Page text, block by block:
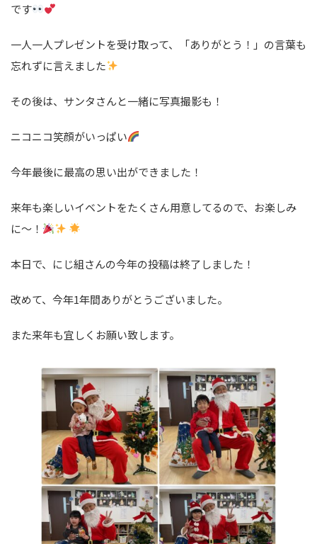
です
一人一人プレゼントを受け取って、「ありがとう！」の言葉も
忘れずに言えました
その後は、サンタさんと一緒に写真撮影も！
ニコニコ笑顔がいっぱい
今年最後に最高の思い出ができました！
来年も楽しいイベントをたくさん用意してるので、お楽しみ
に～！
本日で、にじ組さんの今年の投稿は終了しました！
改めて、今年1年間ありがとうございました。
また来年も宜しくお願い致します。